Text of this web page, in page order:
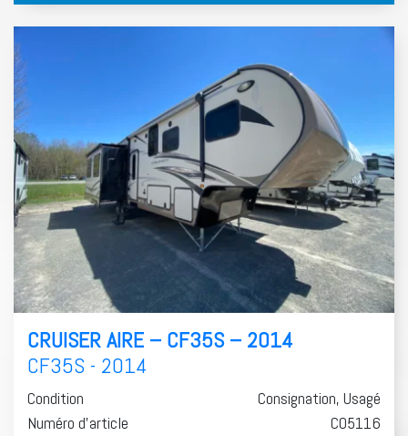
CRUISER AIRE – CF35S – 2014
CF35S - 2014
Condition
Consignation, Usagé
Numéro d'article
C05116